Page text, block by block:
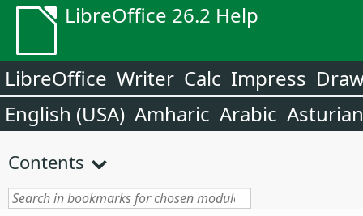
LibreOffice 26.2 Help
LibreOffice Writer Calc Impress
English (USA) Amharic Arabic Asturian
Contents